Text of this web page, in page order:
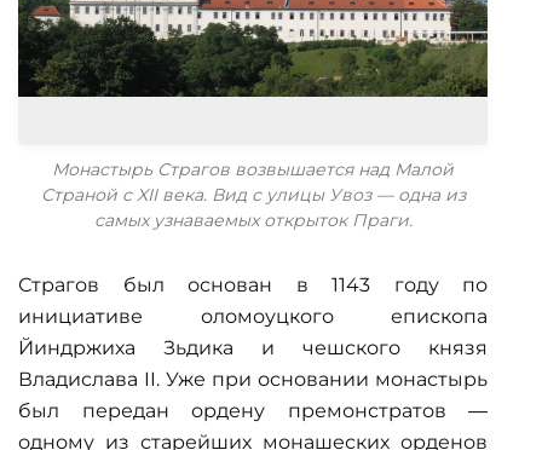
Монастырь Страгов возвышается над Малой
Страной с XII века. Вид с улицы Увоз — одна из
самых узнаваемых открыток Праги.
Страгов был основан в 1143 году по
инициативе оломоуцкого епископа
Йиндржиха Зьдика и чешского князя
Владислава II. Уже при основании монастырь
был передан ордену премонстратов —
одному из старейших монашеских орденов